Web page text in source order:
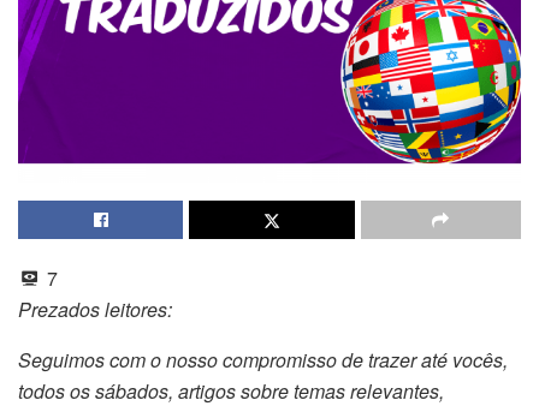
7
Prezados leitores:
Seguimos com o nosso compromisso de trazer até vocês,
todos os sábados, artigos sobre temas relevantes,